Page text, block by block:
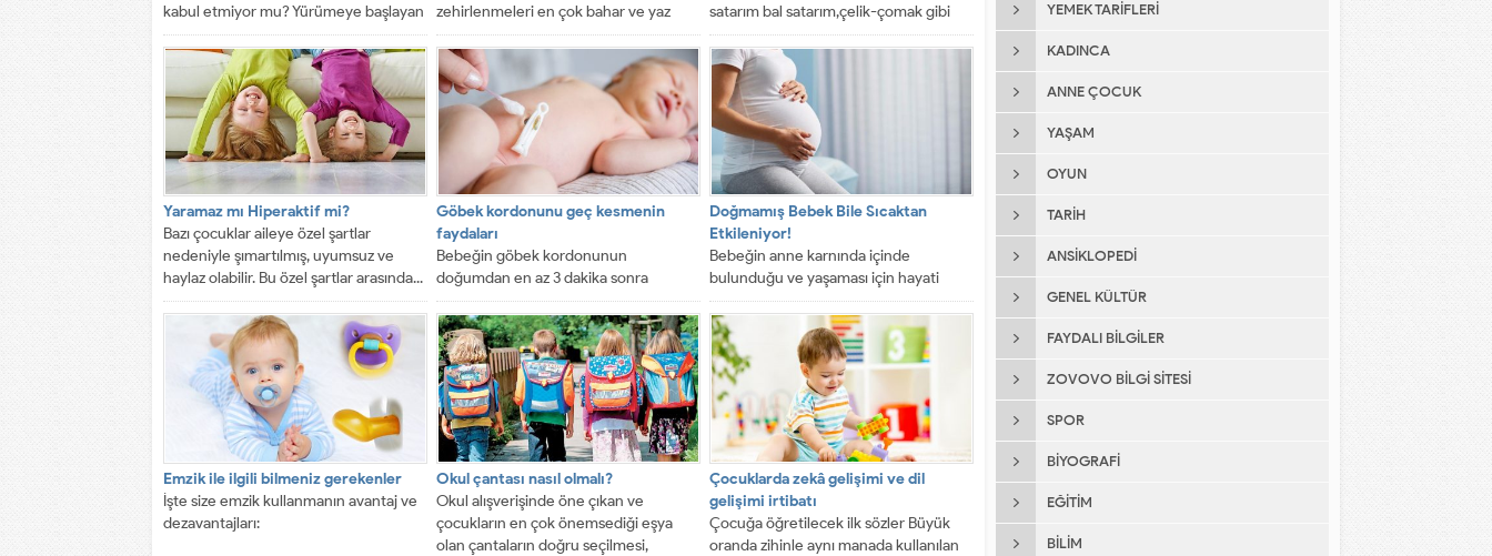
kabul etmiyor mu? Yürümeye başlayan
çocuğunuz...
zehirlenmeleri en çok bahar ve yaz
aylarında...
satarım bal satarım,çelik-çomak gibi
oyunların adı bile...
Yaramaz mı Hiperaktif mi?
Bazı çocuklar aileye özel şartlar
nedeniyle şımartılmış, uyumsuz ve
haylaz olabilir. Bu özel şartlar arasında...
Göbek kordonunu geç kesmenin
faydaları
Bebeğin göbek kordonunun
doğumdan en az 3 dakika sonra
kesilmesi bebeği anemiden,
enfeksiyondan ve kanama...
Doğmamış Bebek Bile Sıcaktan
Etkileniyor!
Bebeğin anne karnında içinde
bulunduğu ve yaşaması için hayati
önemi olan amniyon sıvısının, sıcak
nedeniyle...
Emzik ile ilgili bilmeniz gerekenler
İşte size emzik kullanmanın avantaj ve
dezavantajları:
Okul çantası nasıl olmalı?
Okul alışverişinde öne çıkan ve
çocukların en çok önemsediği eşya
olan çantaların doğru seçilmesi,
Çocuklarda zekâ gelişimi ve dil
gelişimi irtibatı
Çocuğa öğretilecek ilk sözler Büyük
oranda zihinle aynı manada kullanılan
YEMEK TARIFLERI
KADINCA
ANNE ÇOCUK
YAŞAM
OYUN
TARIH
ANSIKLOPEDI
GENEL KÜLTÜR
FAYDALI BILGILER
ZOVOVO BILGI SITESI
SPOR
BIYOGRAFI
EĞITIM
BILIM